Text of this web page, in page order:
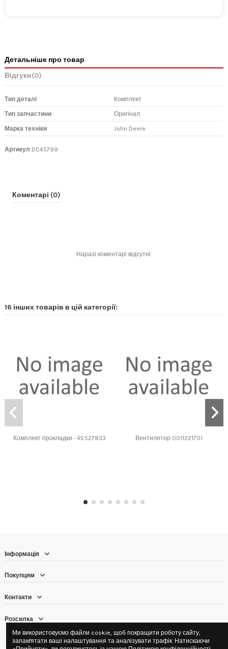
Детальніше про товар
Відгуки(0)
Тип деталі Комплект
Тип запчастини Оригінал
Марка техніки John Deere
Артикул DC45799
Коментарі (0)
Наразі коментарі відсутні.
16 інших товарів в цій категорії:
Комплект прокладки - RE527833 Вентилятор 0011221701
Інформація
Покупцям
Контакти
Розсилка
Ми використовуємо файли cookie, щоб покращити роботу сайту,
запам'ятати ваші налаштування та аналізувати трафік. Натискаючи